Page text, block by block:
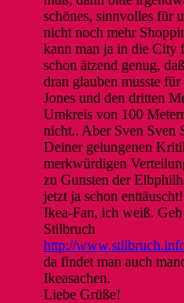
schönes, sinnvolles für
nicht noch mehr
kann man ja in die City
schon ätzend genug,
dran glauben musste
Jones und den dritten
Umkreis von 100
nicht.. Aber Sven Sven
Deiner gelungenen
merkwürdigen
zu Gunsten der
jetzt ja schon
Ikea-Fan, ich weiß.
Stilbruch
http://
da findet man auch
Ikeasachen.
Liebe Grüße!